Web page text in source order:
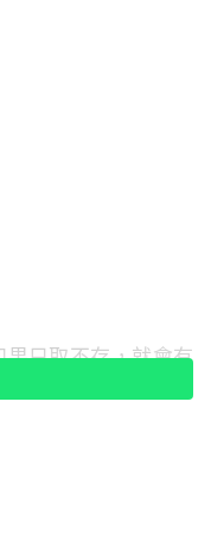
只取不存，就會有
道享樂，當福報享
色現身，慈悲教化眾